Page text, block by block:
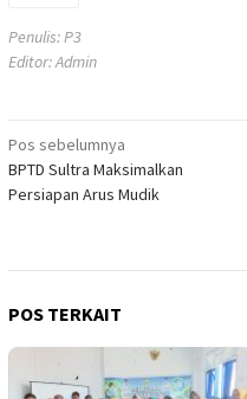
Penulis: P3
Editor: Admin
Navigasi
pos
Pos sebelumnya
BPTD Sultra Maksimalkan
Persiapan Arus Mudik
POS TERKAIT